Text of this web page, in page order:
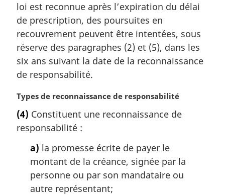
i
n
a
l
:
loi est reconnue après l’expiration du délai
de prescription, des poursuites en
recouvrement peuvent être intentées, sous
réserve des paragraphes (2) et (5), dans les
six ans suivant la date de la reconnaissance
de responsabilité.
N
t
e
Types de reconnaissance de responsabilité
(4) Constituent une reconnaissance de
responsabilité :
a) la promesse écrite de payer le
montant de la créance, signée par la
personne ou par son mandataire ou
autre représentant;